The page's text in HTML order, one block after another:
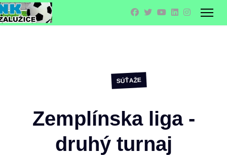
SÚŤAŽE
Zemplínska liga -
druhý turnaj